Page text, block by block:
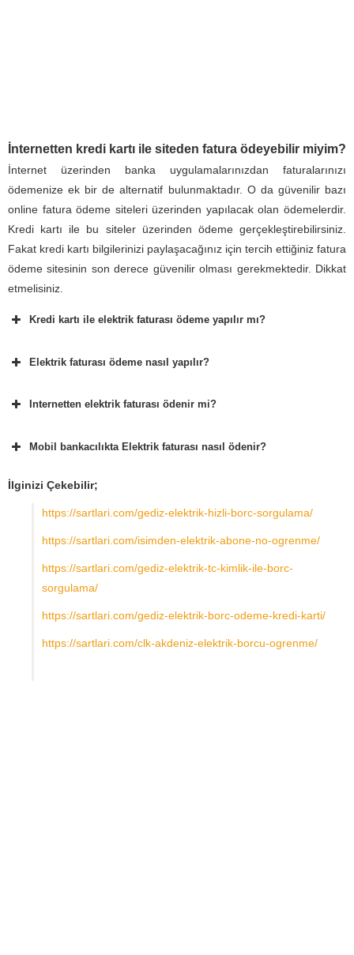
İnternetten kredi kartı ile siteden fatura ödeyebilir miyim?
İnternet üzerinden banka uygulamalarınızdan faturalarınızı
ödemenize ek bir de alternatif bulunmaktadır. O da güvenilir bazı
online fatura ödeme siteleri üzerinden yapılacak olan ödemelerdir.
Kredi kartı ile bu siteler üzerinden ödeme gerçekleştirebilirsiniz.
Fakat kredi kartı bilgilerinizi paylaşacağınız için tercih ettiğiniz fatura
ödeme sitesinin son derece güvenilir olması gerekmektedir. Dikkat
etmelisiniz.
Kredi kartı ile elektrik faturası ödeme yapılır mı?
Elektrik faturası ödeme nasıl yapılır?
Internetten elektrik faturası ödenir mi?
Mobil bankacılıkta Elektrik faturası nasıl ödenir?
İlginizi Çekebilir;
https://sartlari.com/gediz-elektrik-hizli-borc-sorgulama/
https://sartlari.com/isimden-elektrik-abone-no-ogrenme/
https://sartlari.com/gediz-elektrik-tc-kimlik-ile-borc-
sorgulama/
https://sartlari.com/gediz-elektrik-borc-odeme-kredi-karti/
https://sartlari.com/clk-akdeniz-elektrik-borcu-ogrenme/